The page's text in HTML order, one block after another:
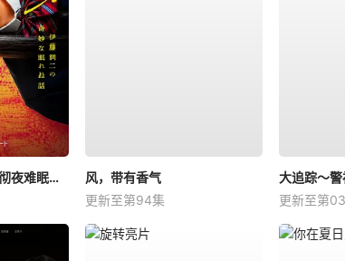
怪奇-伊藤润二令人彻夜难眠的奇异故事－
风，带有香气
更新至第94集
更新至第